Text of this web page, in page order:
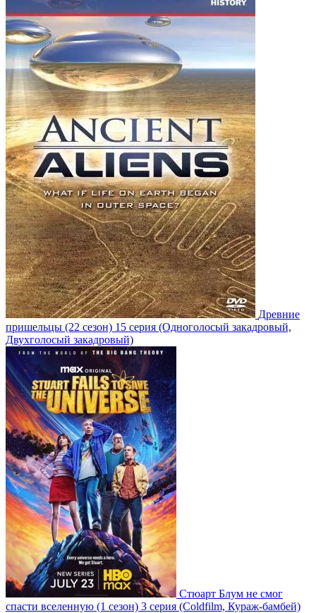
Древние
пришельцы (22 сезон) 15 серия (Одноголосый закадровый,
Двухголосый закадровый)
Стюарт Блум не смог
спасти вселенную (1 сезон) 3 серия (Coldfilm, Кураж-бамбей)